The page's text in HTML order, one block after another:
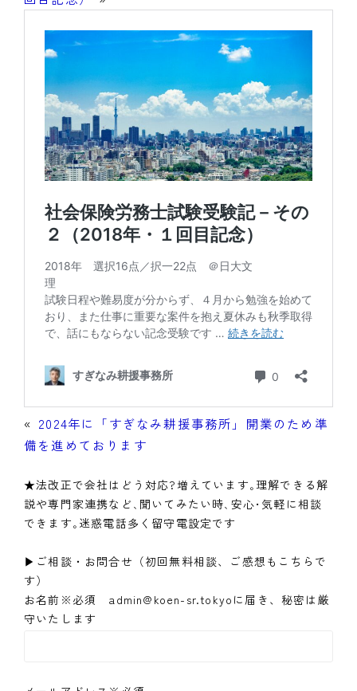
« 2024年に「すぎなみ耕援事務所」開業のため準
備を進めております
★法改正で会社はどう対応?増えています｡理解できる解
説や専門家連携など､聞いてみたい時､安心･気軽に相談
できます｡迷惑電話多く留守電設定です
▶ご相談・お問合せ（初回無料相談、ご感想もこちらで
す）
お名前※必須 admin@koen-sr.tokyoに届き、秘密は厳
守いたします